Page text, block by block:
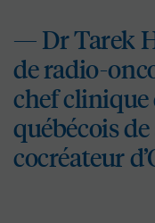
— DrTarek
de radio-
chef
québécois
cocréateur